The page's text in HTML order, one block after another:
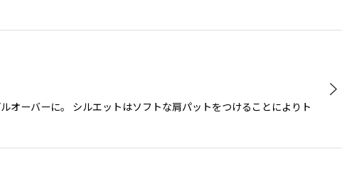
オーバーに。 シルエットはソフトな肩パットをつけることによりト